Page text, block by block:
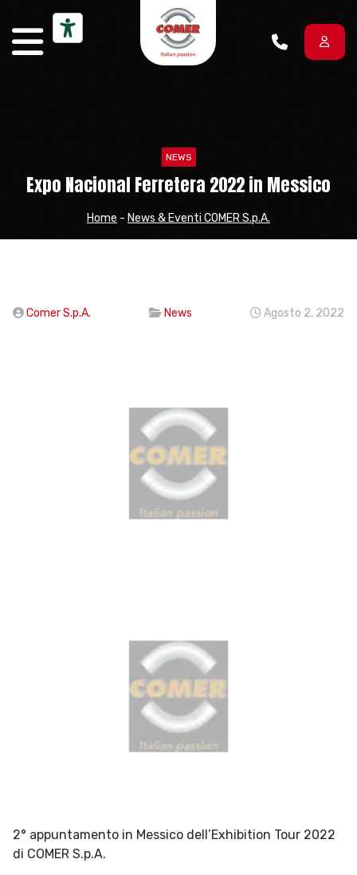
NEWS
Expo Nacional Ferretera 2022 in Messico
Home - News & Eventi COMER S.p.A.
Comer S.p.A. News Agosto 2, 2022
2° appuntamento in Messico dell’Exhibition Tour 2022
di COMER S.p.A.